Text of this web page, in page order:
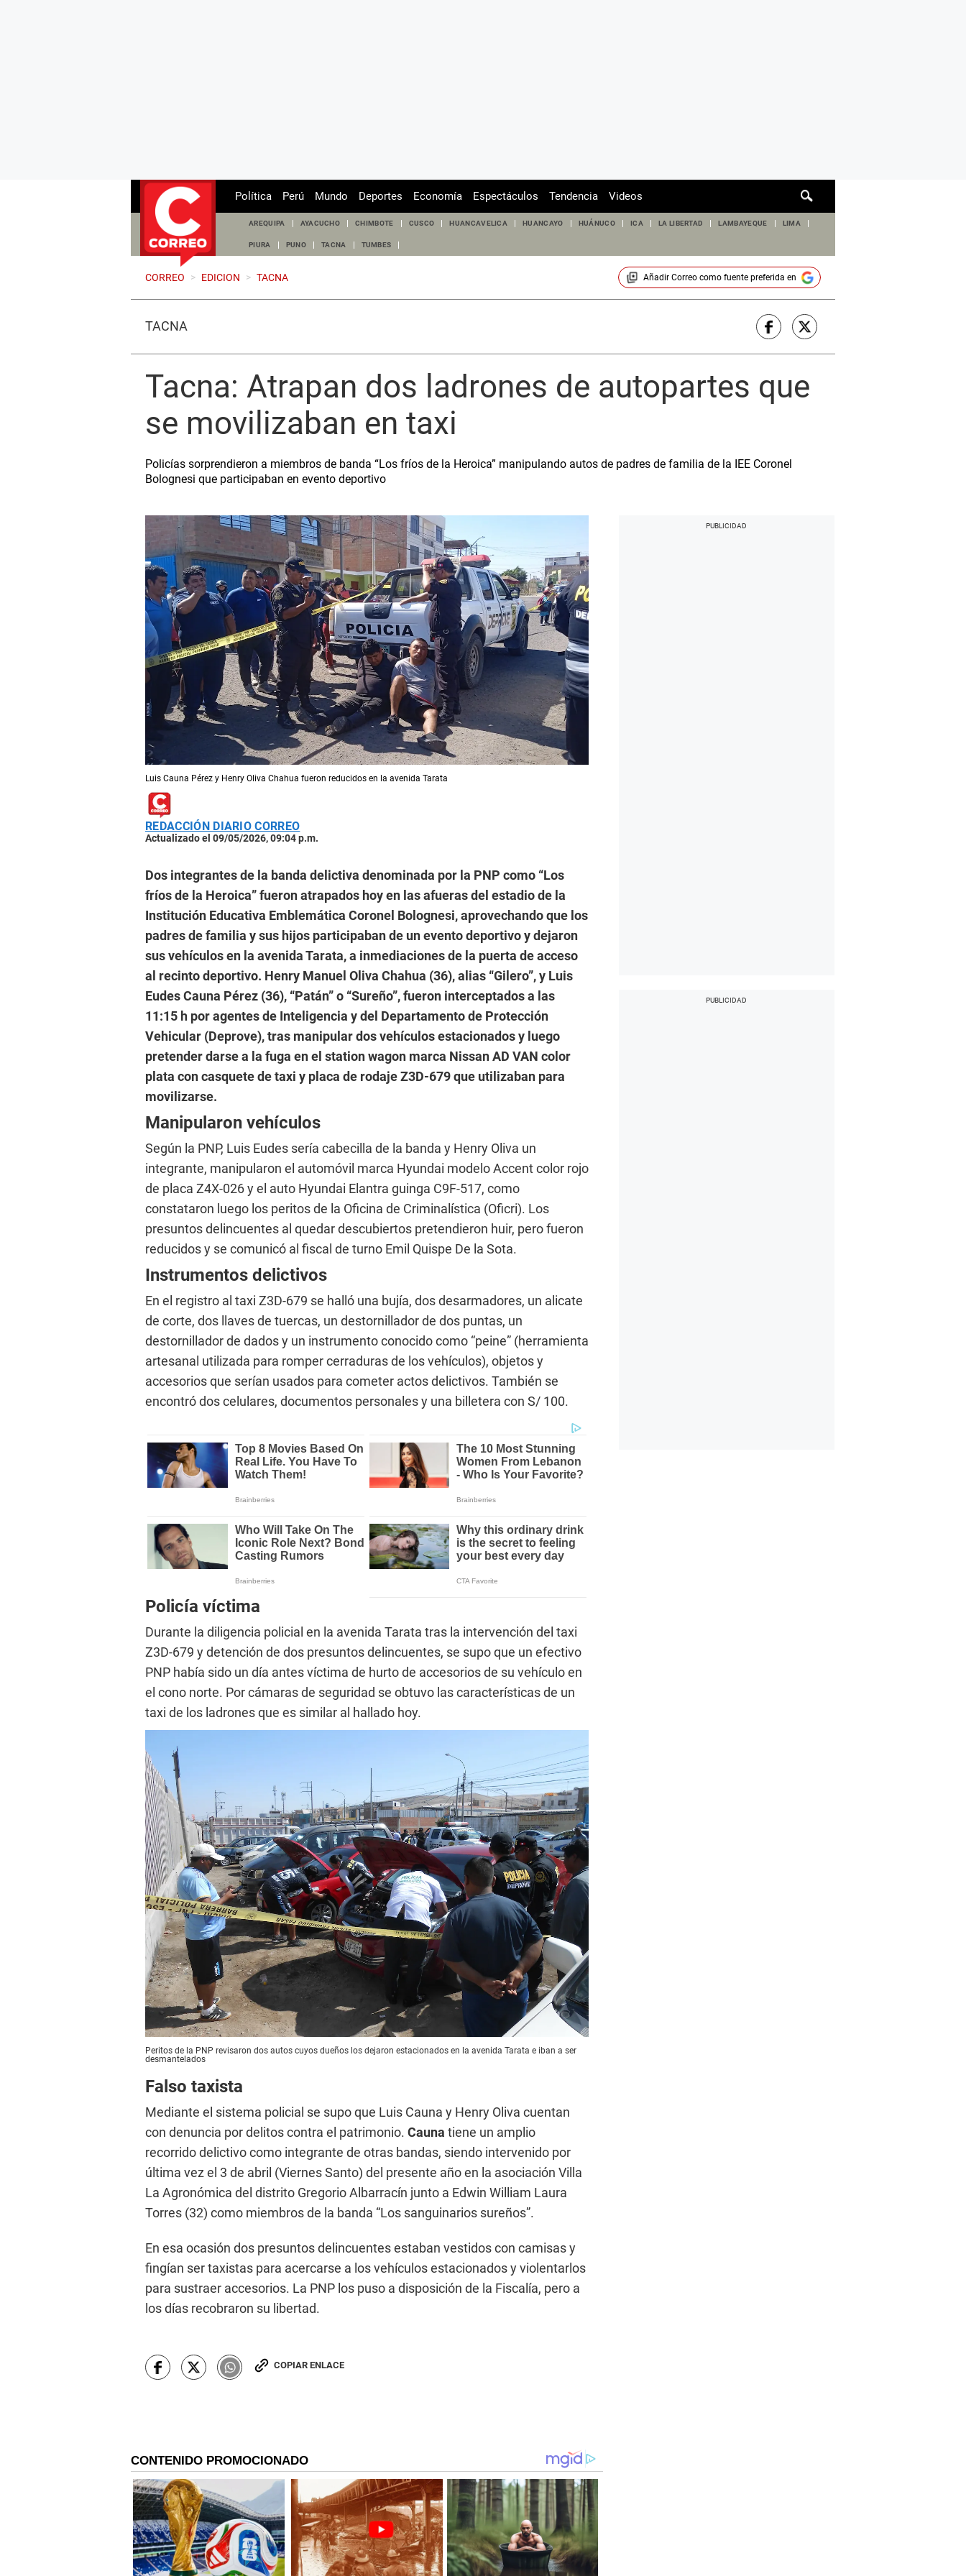
de
Política Perú Mundo Deportes Economía Espectáculos Tendencia Videos
AREQUIPA AYACUCHO CHIMBOTE CUSCO HUANCAVELICA HUANCAYO HUÁNUCO ICA LA LIBERTAD LAMBAYEQUE LIMA
PIURA PUNO TACNA TUMBES
CORREO > EDICION > TACNA Añadir Correocomo fuente preferida en
TACNA
Tacna: Atrapan dos ladrones de autopartes que
se movilizaban en taxi
Policías sorprendieron a miembros de banda “Los fríos de la Heroica” manipulando autos de padres de familia de la IEE Coronel
Bolognesi que participaban en evento deportivo
Luis Cauna Pérez y Henry Oliva Chahua fueron reducidos en la avenida Tarata
REDACCIÓN DIARIO CORREO
Actualizado el 09/05/2026, 09:04 p.m.
Dos integrantes de la banda delictiva denominada por la PNP como “Los
fríos de la Heroica” fueron atrapados hoy en las afueras del estadio de la
Institución Educativa Emblemática Coronel Bolognesi, aprovechando que los
padres de familia y sus hijos participaban de un evento deportivo y dejaron
sus vehículos en la avenida Tarata, a inmediaciones de la puerta de acceso
al recinto deportivo. Henry Manuel Oliva Chahua (36), alias “Gilero”, y Luis
Eudes Cauna Pérez (36), “Patán” o “Sureño”, fueron interceptados a las
11:15 h por agentes de Inteligencia y del Departamento de Protección
Vehicular (Deprove), tras manipular dos vehículos estacionados y luego
pretender darse a la fuga en el station wagon marca Nissan AD VAN color
plata con casquete de taxi y placa de rodaje Z3D-679 que utilizaban para
movilizarse.
Manipularon vehículos
Según la PNP, Luis Eudes sería cabecilla de la banda y Henry Oliva un
integrante, manipularon el automóvil marca Hyundai modelo Accent color rojo
de placa Z4X-026 y el auto Hyundai Elantra guinga C9F-517, como
constataron luego los peritos de la Oficina de Criminalística (Oficri). Los
presuntos delincuentes al quedar descubiertos pretendieron huir, pero fueron
reducidos y se comunicó al fiscal de turno Emil Quispe De la Sota.
Instrumentos delictivos
En el registro al taxi Z3D-679 se halló una bujía, dos desarmadores, un alicate
de corte, dos llaves de tuercas, un destornillador de dos puntas, un
destornillador de dados y un instrumento conocido como “peine” (herramienta
artesanal utilizada para romper cerraduras de los vehículos), objetos y
accesorios que serían usados para cometer actos delictivos. También se
encontró dos celulares, documentos personales y una billetera con S/ 100.
Policía víctima
Durante la diligencia policial en la avenida Tarata tras la intervención del taxi
Z3D-679 y detención de dos presuntos delincuentes, se supo que un efectivo
PNP había sido un día antes víctima de hurto de accesorios de su vehículo en
el cono norte. Por cámaras de seguridad se obtuvo las características de un
taxi de los ladrones que es similar al hallado hoy.
Peritos de la PNP revisaron dos autos cuyos dueños los dejaron estacionados en la avenida Tarata e iban a ser
desmantelados
Falso taxista
Mediante el sistema policial se supo que Luis Cauna y Henry Oliva cuentan
con denuncia por delitos contra el patrimonio. Cauna tiene un amplio
recorrido delictivo como integrante de otras bandas, siendo intervenido por
última vez el 3 de abril (Viernes Santo) del presente año en la asociación Villa
La Agronómica del distrito Gregorio Albarracín junto a Edwin William Laura
Torres (32) como miembros de la banda “Los sanguinarios sureños”.
En esa ocasión dos presuntos delincuentes estaban vestidos con camisas y
fingían ser taxistas para acercarse a los vehículos estacionados y violentarlos
para sustraer accesorios. La PNP los puso a disposición de la Fiscalía, pero a
los días recobraron su libertad.
COPIAR ENLACE